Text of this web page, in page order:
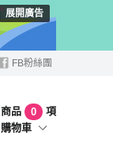
展開廣告
FB粉絲團
商品 0
項
購物車